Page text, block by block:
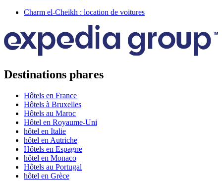
Charm el-Cheikh : location de voitures
Destinations phares
Hôtels en France
Hôtels à Bruxelles
Hôtels au Maroc
Hôtel en Royaume-Uni
hôtel en Italie
hôtel en Autriche
Hôtels en Espagne
hôtel en Monaco
Hôtels au Portugal
hôtel en Grèce